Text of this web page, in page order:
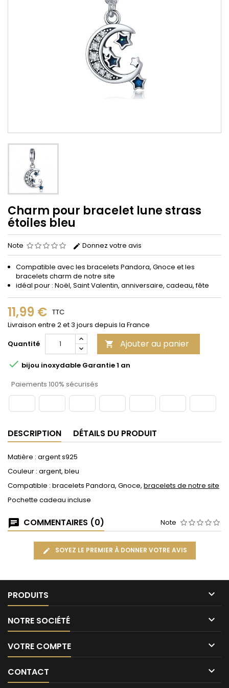
Charm pour bracelet lune strass
étoiles bleu
Note Donnez votre avis
Compatible avec les bracelets Pandora, Gnoce et les
bracelets charm de notre site
idéal pour : Noël, Saint Valentin, anniversaire, cadeau, fête
11,99 € TTC
Livraison entre 2 et 3 jours depuis la France
Quantité
 Ajouter au panier
 bijou inoxydable Garantie 1 an
Paiements 100% sécurisés
DESCRIPTION DÉTAILS DU PRODUIT
Matière : argent s925
Couleur : argent, bleu
Compatible : bracelets Pandora, Gnoce, bracelets de notre site
Pochette cadeau incluse
COMMENTAIRES (0) Note
SOYEZ LE PREMIER À DONNER VOTRE AVIS
PRODUITS 
NOTRE SOCIÉTÉ 
VOTRE COMPTE 
CONTACT 